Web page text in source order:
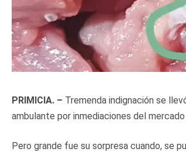
PRIMICIA. – Tremenda indignación se
ambulante por inmediaciones del mercado
Pero grande fue su sorpresa cuando, se